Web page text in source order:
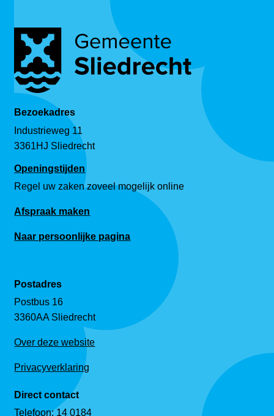
Bezoekadres
Industrieweg 11
3361HJ Sliedrecht
Openingstijden
Regel uw zaken zoveel mogelijk online
Afspraak maken
Naar persoonlijke pagina
Postadres
Postbus 16
3360AA Sliedrecht
Over deze website
Privacyverklaring
Direct contact
Telefoon:14 0184